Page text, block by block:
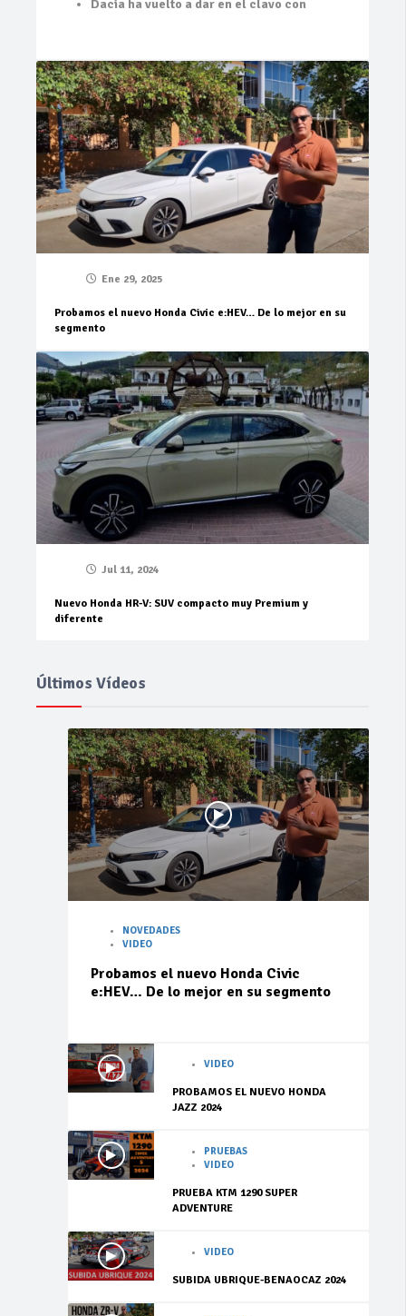
Dacia ha vuelto a dar en el clavo con
Ene 29, 2025
Probamos el nuevo Honda Civic e:HEV… De lo mejor en su
segmento
Jul 11, 2024
Nuevo Honda HR-V: SUV compacto muy Premium y
diferente
Últimos Vídeos
NOVEDADES
VIDEO
Probamos el nuevo Honda Civic
e:HEV… De lo mejor en su segmento
VIDEO
PROBAMOS EL NUEVO HONDA
JAZZ 2024
PRUEBAS
VIDEO
PRUEBA KTM 1290 SUPER
ADVENTURE
VIDEO
SUBIDA UBRIQUE-BENAOCAZ 2024